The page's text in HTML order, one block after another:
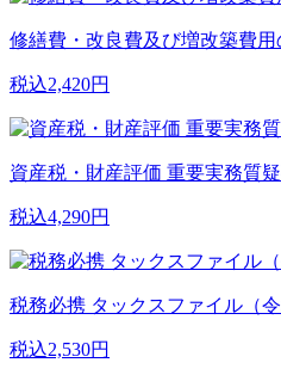
修繕費・改良費及び増改築費用
税込2,420円
資産税・財産評価 重要実務質
税込4,290円
税務必携 タックスファイル（令
税込2,530円